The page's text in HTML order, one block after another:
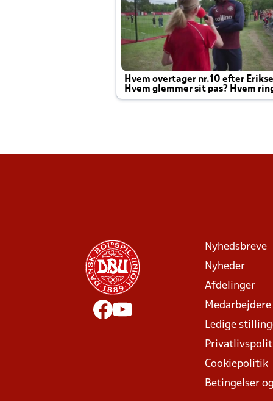
Hvem overtager nr.10 efter
Hvem glemmer sit pas? Hvem
Joachim altid til efter kampe?
Nyhedsbreve
Nyheder
Afdelinger
Medarbejdere
Ledige
Cookiepolitik
Betingelser